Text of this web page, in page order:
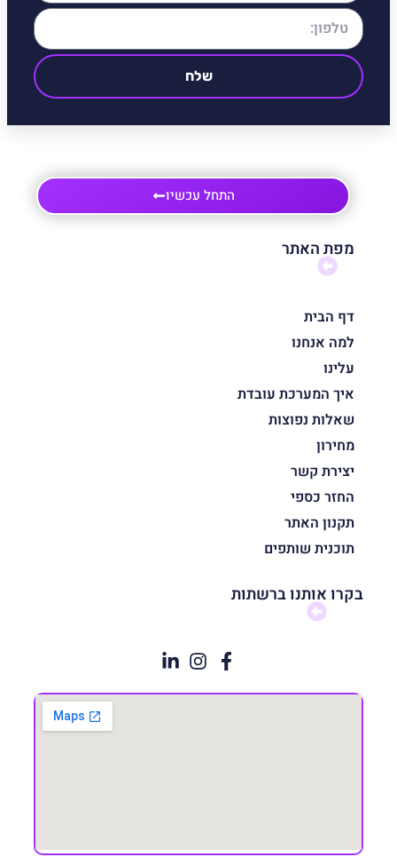
שלח
התחל עכשיו
מפת האתר
דף הבית
למה אנחנו
עלינו
איך המערכת עובדת
שאלות נפוצות
מחירון
יצירת קשר
החזר כספי
תקנון האתר
תוכנית שותפים
בקרו אותנו ברשתות